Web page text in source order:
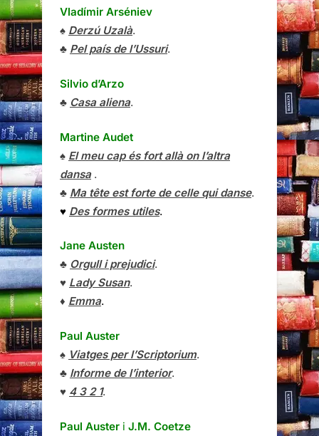
Vladímir Arséniev
♠ Derzú Uzalà.
♣ Pel país de l’Ussuri.
Silvio d’Arzo
♣ Casa aliena.
Martine Audet
♠ El meu cap és fort allà on l’altra
dansa.
♣ Ma tête est forte de celle qui danse.
♥ Des formes utiles.
Jane Austen
♣ Orgull i prejudici.
♥ Lady Susan.
♦ Emma.
Paul Auster
♠ Viatges per l’Scriptorium.
♣ Informe de l’interior.
♥ 4 3 2 1.
Paul Auster i J.M. Coetze